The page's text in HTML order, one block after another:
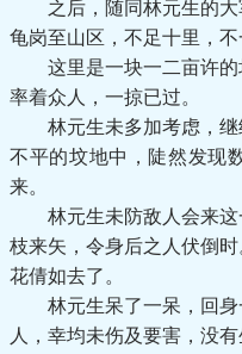
之后，随同林元生的大
龟岗至山区，不足十里，
这里是一块一二亩许的
率着众人，一掠已过。
林元生未多加考虑，继
不平的坟地中，陡然发现
来。
林元生未防敌人会来这
枝来矢，令身后之人伏倒
花倩如去了。
林元生呆了一呆，回身
人，幸均未伤及要害，没有